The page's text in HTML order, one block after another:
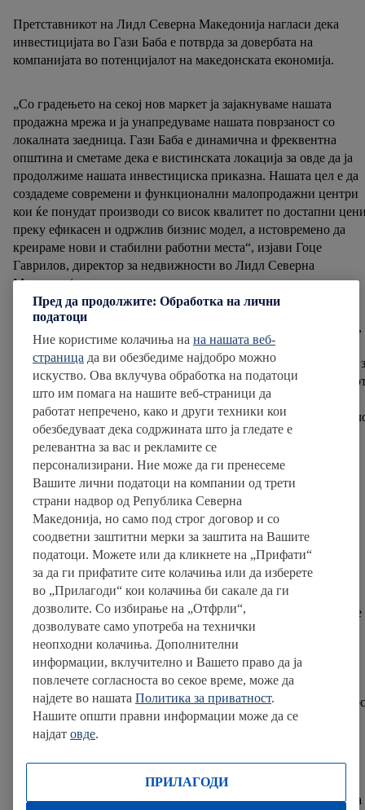
Претставникот на Лидл Северна Македонија нагласи дека
инвестицијата во Гази Баба е потврда за довербата на
компанијата во потенцијалот на македонската економија.
„Со градењето на секој нов маркет ја зајакнуваме нашата
продажна мрежа и ја унапредуваме нашата поврзаност со
локалната заедница. Гази Баба е динамична и фреквентна
општина и сметаме дека е вистинската локација за овде да ја
продолжиме нашата инвестициска приказна. Нашата цел е да
создадеме современи и функционални малопродажни центри
кои ќе понудат производи со висок квалитет по достапни
преку ефикасен и одржлив бизнис модел, а истовремено да
креираме нови и стабилни работни места“, изјави Гоце
Гаврилов, директор за недвижности во Лидл Северна
Македонија.
Како дел од заложбите на компанијата за одговорно работење,
при изградбата на маркетот се води грижа за зачувување на
зеленилото и засадените дрвја. Ќе бидат зачувани 200 дрвја, а
отстранетите 15, ќе бидат засадени 32 нови садници.
ќе има дворно зеленило од 3.636 квадратни метри. Оваа
површина ги надминува законски обврзувачките 20%
кои еден инвеститор мора да ги реализира при градење на
објект.
Бобан Стефковски, градоначалник на Гази Баба, најави дека
новата инвестиција на Лидл ќе обезбеди подобра понуда за
граѓаните на општината.
„Ние како локална самоуправа континуирано работиме на
создавање поволна бизнис-клима и привлекување на
реномирани компании. Изградбата на маркетот во Гази Баба е
показател дека општината се развива во атрактивна и
перспективна деловна средина, способна да одговори на
стандардите и очекувањата на еден глобален малопродажен
бренд како што е Lidl. Оваа инвестиција ќе донесе нови
вработувања, поголем избор и воопшто дополнителна
за жителите на општината“, потенцира Стефковски.
Присуството на Lidl во земјава има и поширока економска
димензија, преку активниот придонес во извозот на домашни
производи на европските пазари. Минатата година извозот на
Пред да продолжите: Обработка на лични
податоци
Ние користиме колачиња на на нашата веб-
страница да ви обезбедиме најдобро можно
искуство. Ова вклучува обработка на податоци
што им помага на нашите веб-страници да
работат непречено, како и други техники кои
обезбедуваат дека содржината што ја гледате е
релевантна за вас и рекламите се
персонализирани. Ние може да ги пренесеме
Вашите лични податоци на компании од трети
страни надвор од Република Северна
Македонија, но само под строг договор и со
соодветни заштитни мерки за заштита на Вашите
податоци. Можете или да кликнете на „Прифати“
за да ги прифатите сите колачиња или да изберете
во „Прилагоди“ кои колачиња би сакале да ги
дозволите. Со избирање на „Отфрли“,
дозволувате само употреба на технички
неопходни колачиња. Дополнителни
информации, вклучително и Вашето право да ја
повлечете согласноста во секое време, може да
најдете во нашата Политика за приватност.
Нашите општи правни информации може да се
најдат овде.
ПРИЛАГОДИ